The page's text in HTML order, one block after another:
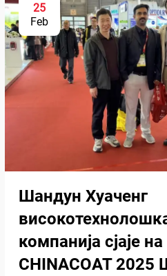
25
Feb
Шандун Хуаченг
компанија сјаје на
CHINACOAT 2025